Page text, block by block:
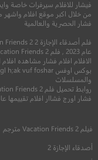
2016
+16
فيشار للافلام سيرفرات خاصة
من خلال اكبر موقع افلام
فشار الحصرية والعالمية
الافلام افلام فشار مشاهده
والمسلسلات
فشار اورج فشاار افلام تقييمها
فيلم Vacation Friends 2مترجم
أصدقاء الإجازة 2